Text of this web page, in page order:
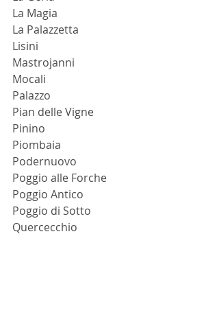
La Magia
La Palazzetta
Lisini
Mastrojanni
Mocali
Palazzo
Pian delle Vigne
Pinino
Piombaia
Podernuovo
Poggio alle Forche
Poggio Antico
Poggio di Sotto
Quercecchio